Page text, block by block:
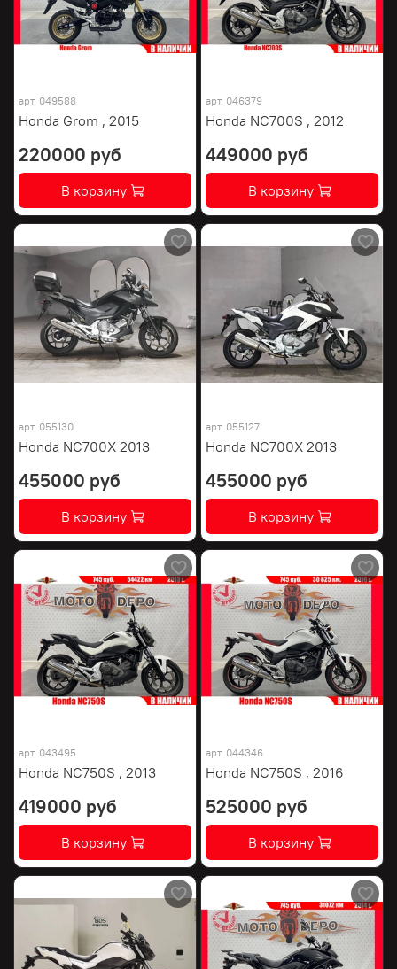
арт. 049588
Honda Grom , 2015
220000 руб
В корзину
арт. 046379
Honda NC700S , 2012
449000 руб
В корзину
арт. 055130
Honda NC700X 2013
455000 руб
В корзину
арт. 055127
Honda NC700X 2013
455000 руб
В корзину
арт. 043495
Honda NC750S , 2013
419000 руб
В корзину
арт. 044346
Honda NC750S , 2016
525000 руб
В корзину